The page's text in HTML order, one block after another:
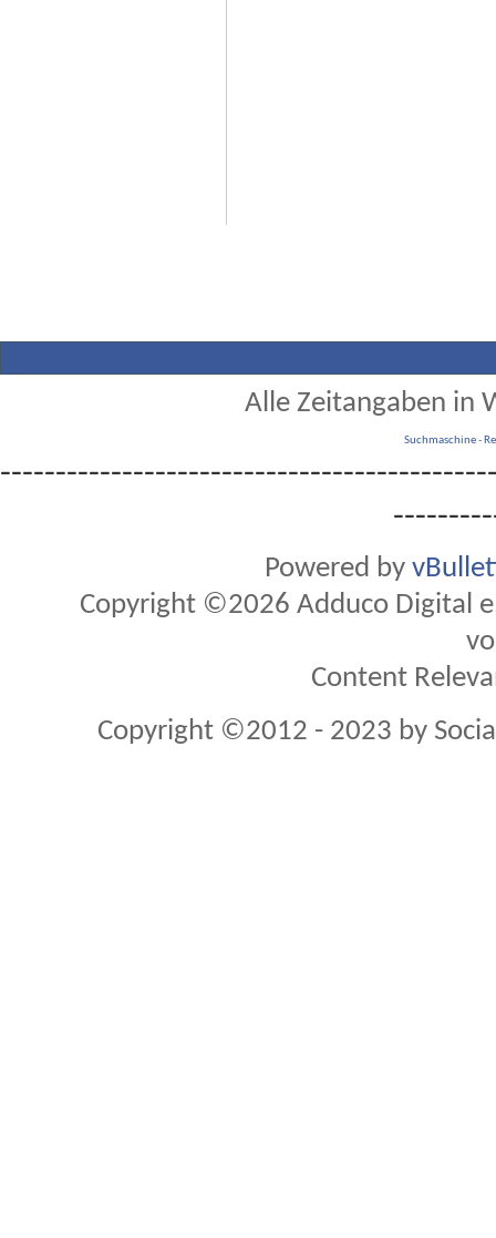
Alle Zeitangaben in
Suchmaschine-
Powered by
Copyright ©2026 Adduco Digital
Content
Copyright ©2012 - 2023 by